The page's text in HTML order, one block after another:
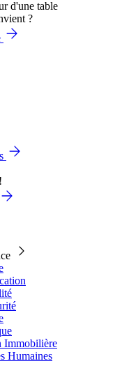
?
Immobilière
Humaines